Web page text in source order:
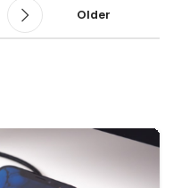
Older